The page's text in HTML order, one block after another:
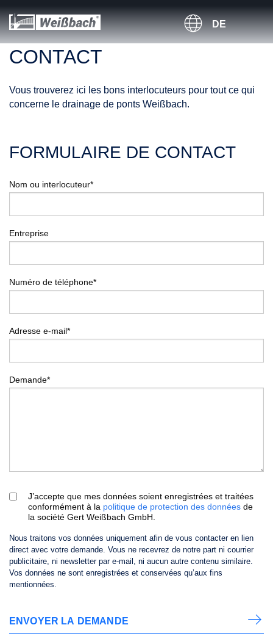
DE
CONTACT
Vous trouverez ici les bons interlocuteurs pour tout ce qui
concerne le drainage de ponts Weißbach.
FORMULAIRE DE CONTACT
Nom ou interlocuteur*
Entreprise
Numéro de téléphone*
Adresse e-mail*
Demande*
J’accepte que mes données soient enregistrées et traitées
conformément à la politique de protection des données de
la société Gert Weißbach GmbH.
Nous traitons vos données uniquement afin de vous contacter en lien
direct avec votre demande. Vous ne recevrez de notre part ni courrier
publicitaire, ni newsletter par e-mail, ni aucun autre contenu similaire.
Vos données ne sont enregistrées et conservées qu’aux fins
mentionnées.
ENVOYER LA DEMANDE